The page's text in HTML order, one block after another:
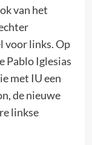
van het
voor links. Op
Pablo Iglesias
met IU een
de nieuwe
linkse